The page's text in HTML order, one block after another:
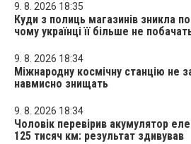
9. 8. 2026 18:35
Куди з полиць магазинів зникла
чому українці її більше не
9. 8. 2026 18:34
Міжнародну космічну станцію не
навмисно знищать
9. 8. 2026 18:34
Чоловік перевірив акумулятор
125 тисяч км: результат здивував